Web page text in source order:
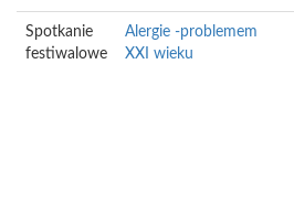
Spotkanie
festiwalowe
Alergie -problemem
XXI wieku